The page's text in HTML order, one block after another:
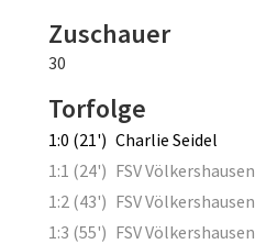
Zuschauer
30
Torfolge
1:0 (21') Charlie Seidel
1:1 (24') FSV Völkershausen
1:2 (43') FSV Völkershausen
1:3 (55') FSV Völkershausen